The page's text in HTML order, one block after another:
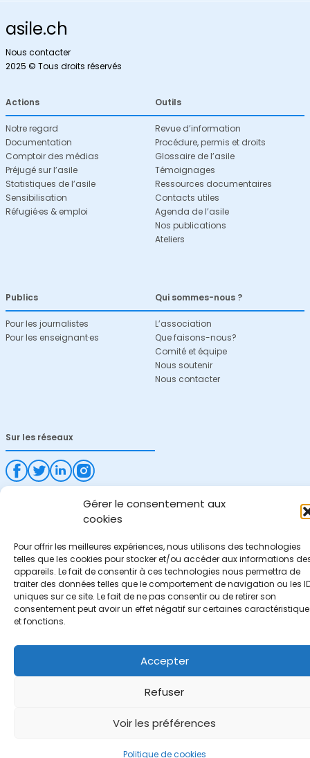
Gérer le consentement aux
cookies
Pour offrir les meilleures expériences, nous utilisons des technologies
telles que les cookies pour stocker et/ou accéder aux informations
appareils. Le fait de consentir à ces technologies nous permettra de
traiter des données telles que le comportement de navigation ou les
uniques sur ce site. Le fait de ne pas consentir ou de retirer son
consentement peut avoir un effet négatif sur certaines
et fonctions.
Accepter
Refuser
Voir les préférences
Politique de cookies
asile.ch
Nous contacter
2025 © Tous droits réservés
Actions
Notre regard
Documentation
Comptoir des médias
Préjugé sur l’asile
Statistiques de l’asile
Sensibilisation
Réfugié·es & emploi
Outils
Revue d’information
Procédure, permis et droits
Glossaire de l’asile
Témoignages
Ressources documentaires
Contacts utiles
Agenda de l’asile
Nos publications
Ateliers
Publics
Pour les journalistes
Pour les enseignant·es
Qui sommes-nous ?
L’association
Que faisons-nous?
Comité et équipe
Nous soutenir
Nous contacter
Sur les réseaux